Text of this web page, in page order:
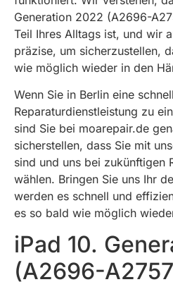
Generation 2022 (A2696-
Teil Ihres Alltags ist, und wir
präzise, um sicherzustellen,
wie möglich wieder in den
Wenn Sie in Berlin eine
Reparaturdienstleistung zu
sind Sie bei moarepair.de
sicherstellen, dass Sie mit
sind und uns bei zukünftigen
wählen. Bringen Sie uns Ihr
werden es schnell und
es so bald wie möglich
iPad 10.
(A2696-